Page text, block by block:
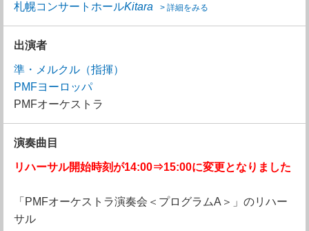
札幌コンサートホールKitara > 詳細をみる
出演者
準・メルクル（指揮）
PMFヨーロッパ
PMFオーケストラ
演奏曲目
リハーサル開始時刻が14:00⇒15:00に変更となりました
「PMFオーケストラ演奏会＜プログラムA＞」のリハー
サル